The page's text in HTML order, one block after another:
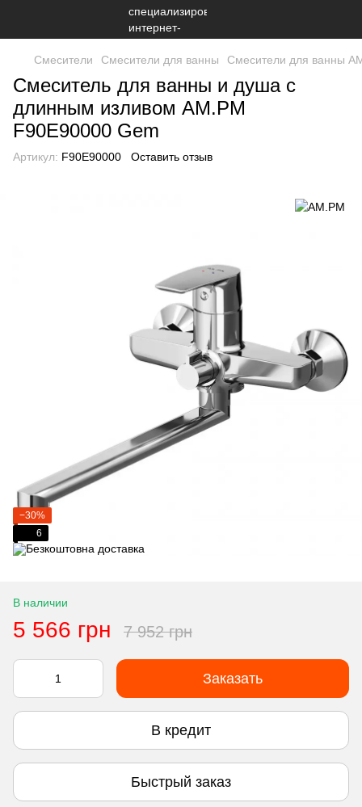
Смесители Смесители для ванны Смесители для ванны
Смеситель для ванны и душа с
длинным изливом AM.PM
F90E90000 Gem
Артикул: F90E90000 Оставить отзыв
−30%
6
В наличии
5 566 грн 7 952 грн
Заказать
В кредит
Быстрый заказ